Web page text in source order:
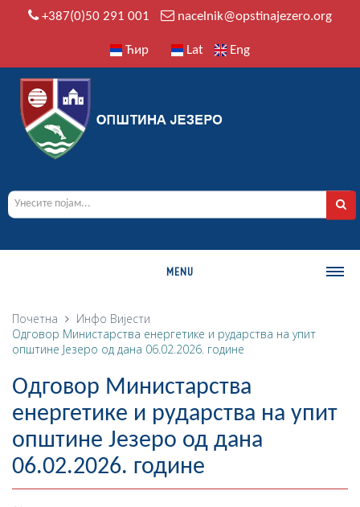
+387(0)50 291 001 nacelnik@opstinajezero.org
Ћир Lat Eng
MENU
О ОПШТИНИ
Историја
Географија
Насељена мјеста
Занимљивости
Фотогалерија
Почетна Инфо Вијести
Oдговор Министарства енергетике и рударства на упит
општине Језеро од дана 06.02.2026. године
Oдговор Министарства
енергетике и рударства на упит
општине Језеро од дана
06.02.2026. године